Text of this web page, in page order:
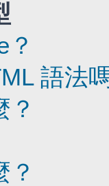
語法
？
？